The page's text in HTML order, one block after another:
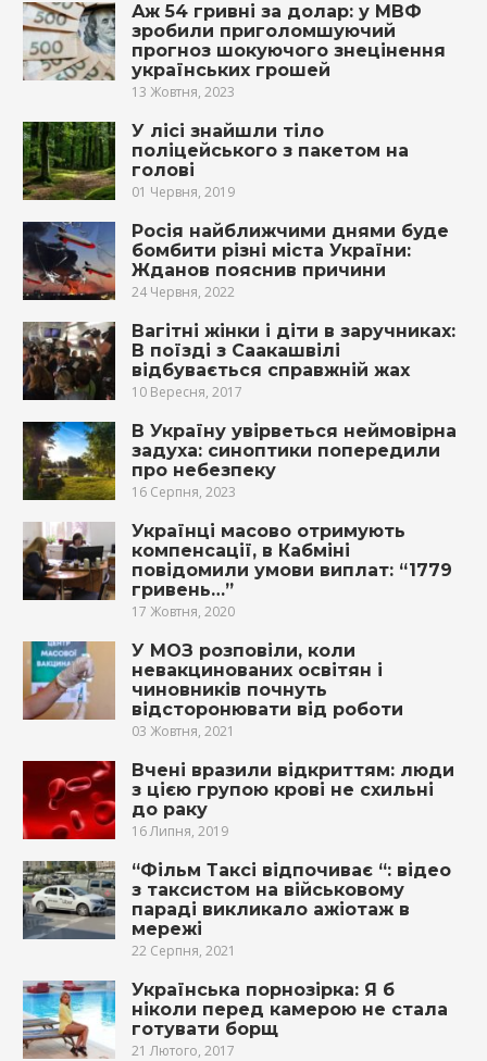
Аж 54 гривні за долар: у МВФ
зробили приголомшуючий
прогноз шокуючого знецінення
українських грошей
13 Жовтня, 2023
У лісі знайшли тіло
поліцейського з пакетом на
голові
01 Червня, 2019
Росія найближчими днями буде
бомбити різні міста України:
Жданов пояснив причини
24 Червня, 2022
Вагітні жінки і діти в заручниках:
В поїзді з Саакашвілі
відбувається справжній жах
10 Вересня, 2017
В Україну увірветься неймовірна
задуха: синоптики попередили
про небезпеку
16 Серпня, 2023
Українці масово отримують
компенсації, в Кабміні
повідомили умови виплат: “1779
гривень…”
17 Жовтня, 2020
У МОЗ розповіли, коли
невакцинованих освітян і
чиновників почнуть
відсторонювати від роботи
03 Жовтня, 2021
Вчені вразили відкриттям: люди
з цією групою крові не схильні
до раку
16 Липня, 2019
“Фільм Таксі відпочиває “: відео
з таксистом на військовому
параді викликало ажіотаж в
мережі
22 Серпня, 2021
Українська порнозірка: Я б
ніколи перед камерою не стала
готувати борщ
21 Лютого, 2017